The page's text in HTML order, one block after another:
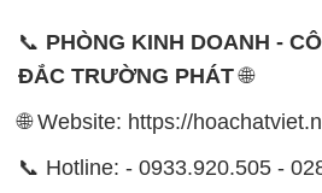
📞 PHÒNG KINH DOANH -
ĐẮC TRƯỜNG PHÁT🌐
🌐 Website: https://
📞 Hotline: - 0933.920.505 -